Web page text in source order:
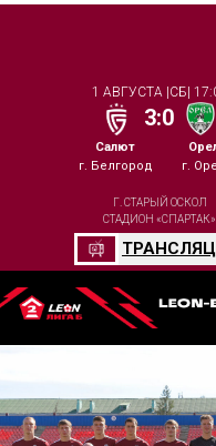
3:0
Г. СТАРЫЙ ОСКОЛ
СТАДИОН «СПАРТАК»
1 АВГУСТА |СБ|
Салют
г. Белгород
г.